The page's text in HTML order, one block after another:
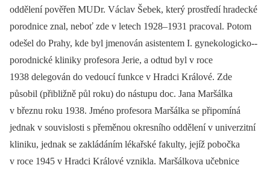
oddělení pověřen MUDr. Václav Šebek, který prostředí hradecké
porodnice znal, neboť zde v letech 1928–1931 pracoval. Potom
odešel do Prahy, kde byl jmenován asistentem I. gynekologicko--
porodnické kliniky profesora Jerie, a odtud byl v roce
1938 delegován do vedoucí funkce v Hradci Králové. Zde
působil (přibližně půl roku) do nástupu doc. Jana Maršálka
v březnu roku 1938. Jméno profesora Maršálka se připomíná
jednak v souvislosti s přeměnou okresního oddělení v univerzitní
kliniku, jednak se zakládáním lékařské fakulty, jejíž pobočka
v roce 1945 v Hradci Králové vznikla. Maršálkova učebnice